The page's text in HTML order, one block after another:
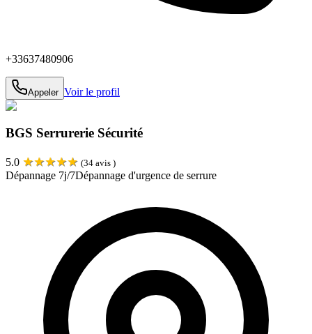
+33637480906
Appeler Voir le profil
BGS Serrurerie Sécurité
5.0 ★★★★★ (34 avis )
Dépannage 7j/7Dépannage d'urgence de serrure